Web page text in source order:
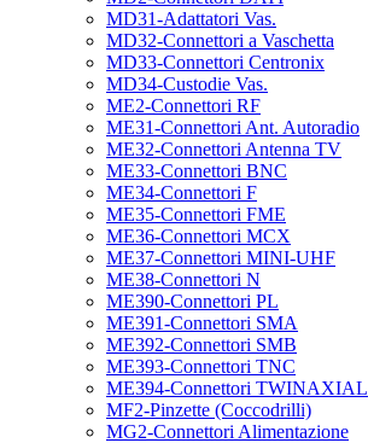
MD31-Adattatori Vas.
MD32-Connettori a Vaschetta
MD33-Connettori Centronix
MD34-Custodie Vas.
ME2-Connettori RF
ME31-Connettori Ant. Autoradio
ME32-Connettori Antenna TV
ME33-Connettori BNC
ME34-Connettori F
ME35-Connettori FME
ME36-Connettori MCX
ME37-Connettori MINI-UHF
ME38-Connettori N
ME390-Connettori PL
ME391-Connettori SMA
ME392-Connettori SMB
ME393-Connettori TNC
ME394-Connettori TWINAXIAL
MF2-Pinzette (Coccodrilli)
MG2-Connettori Alimentazione